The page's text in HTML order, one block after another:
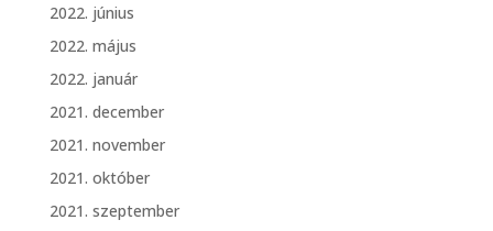
2022. június
2022. május
2022. január
2021. december
2021. november
2021. október
2021. szeptember